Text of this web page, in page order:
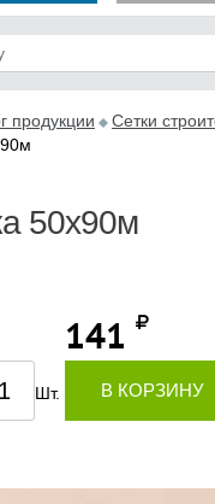
продукции
Сетки
50х90м
141
Шт. В КОРЗИНУ